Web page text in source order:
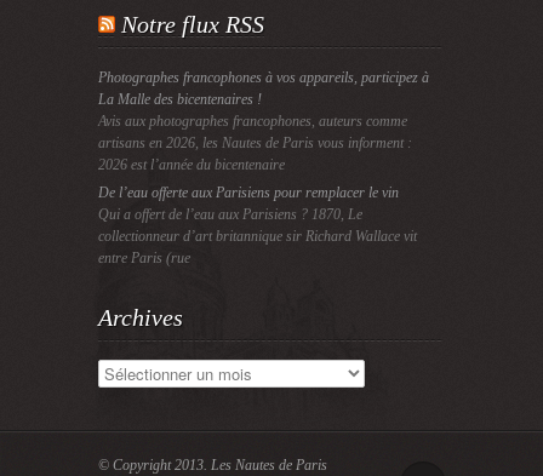
Notre flux RSS
Photographes francophones à vos appareils, participez à
La Malle des bicentenaires !
Avis aux photographes francophones, auteurs comme
artisans en 2026, les Nautes de Paris vous informent :
2026 est l’année du bicentenaire
De l’eau offerte aux Parisiens pour remplacer le vin
Qui a offert de l’eau aux Parisiens ? 1870, Le
collectionneur d’art britannique sir Richard Wallace vit
entre Paris (rue
Archives
Archives
© Copyright 2013. Les Nautes de Paris